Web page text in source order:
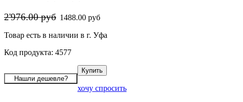
2'976.00 руб 1488.00 руб
Товар есть в наличии в г. Уфа
Код продукта: 4577
хочу спросить